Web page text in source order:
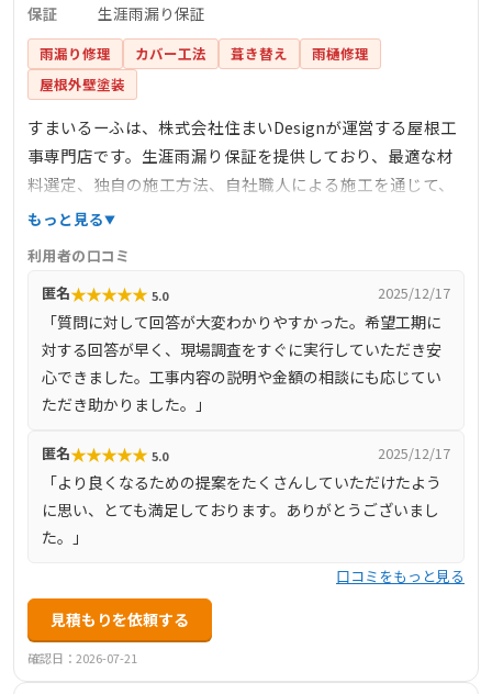
保証
生涯雨漏り保証
雨漏り修理 カバー工法 葺き替え
雨樋修理
屋根外壁塗装
すまいるーふは、株式会社住まいDesignが運営する屋根工
事専門店です。生涯雨漏り保証を提供しており、最適な材
料選定、独自の施工方法、自社職人による施工を通じて、
雨漏りしない住まいの安心を提供しています。完全自社施
任を持って施工を行っています。また、しつこい営業を一
切行わず、お客様のご要望に沿った最善の提案を心掛けて
います。
もっと見る
利用者の口コミ
匿名★★★★★ 5.0 2025/12/17
「質問に対して回答が大変わかりやすかった。希望工期に
対する回答が早く、現場調査をすぐに実行していただき安
心できました。工事内容の説明や金額の相談にも応じてい
ただき助かりました。」
匿名★★★★★ 5.0 2025/12/17
「より良くなるための提案をたくさんしていただけたよう
に思い、とても満足しております。ありがとうございまし
た。」
口コミをもっと見る
見積もりを依頼する
確認日：2026-07-21